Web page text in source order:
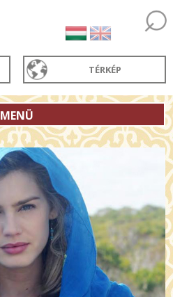
TÉRKÉP
MENÜ